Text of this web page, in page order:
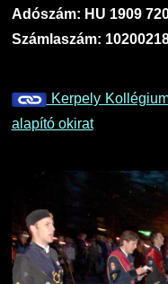
Adószám: HU 1909
Számlaszám:
Kerpely
alapító okirat